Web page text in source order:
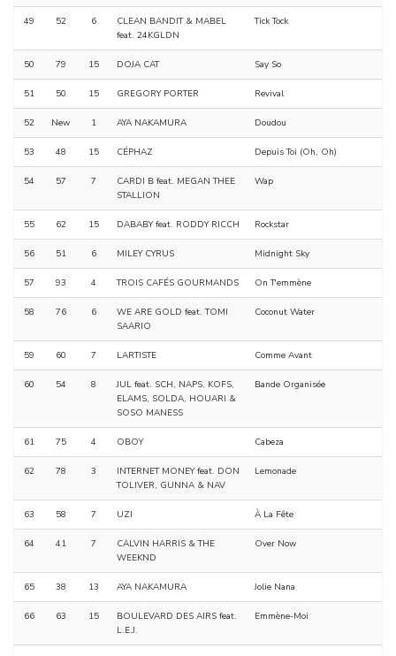
49 52 6
CLEAN BANDIT & MABEL
feat. 24KGLDN
Tick Tock
50 79 15 DOJA CAT Say So
51 50 15 GREGORY PORTER Revival
52 New 1 AYA NAKAMURA Doudou
53 48 15 CÉPHAZ Depuis Toi (Oh, Oh)
54 57 7
CARDI B feat. MEGAN THEE
STALLION
Wap
55 62 15 DABABY feat. RODDY RICCH Rockstar
56 51 6 MILEY CYRUS Midnight Sky
57 93 4 TROIS CAFÉS GOURMANDS On T'emmène
58 76 6
WE ARE GOLD feat. TOMI
SAARIO
Coconut Water
59 60 7 LARTISTE Comme Avant
60 54 8
JUL feat. SCH, NAPS, KOFS,
ELAMS, SOLDA, HOUARI &
SOSO MANESS
Bande Organisée
61 75 4 OBOY Cabeza
62 78 3
INTERNET MONEY feat. DON
TOLIVER, GUNNA & NAV
Lemonade
63 58 7 UZI À La Fête
64 41 7
CALVIN HARRIS & THE
WEEKND
Over Now
65 38 13 AYA NAKAMURA Jolie Nana
66 63 15
BOULEVARD DES AIRS feat.
L.E.J.
Emmène-Moi